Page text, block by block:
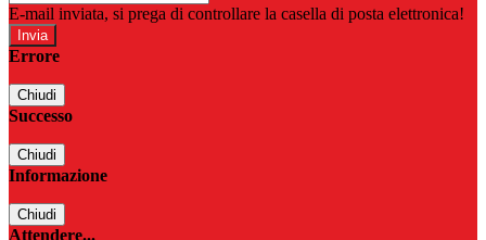
E-mail inviata, si prega di controllare la casella di posta elettronica!
Errore
Chiudi
Successo
Chiudi
Informazione
Chiudi
Attendere...